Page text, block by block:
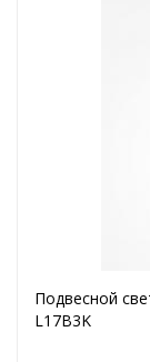
Подвесной
L17B3K